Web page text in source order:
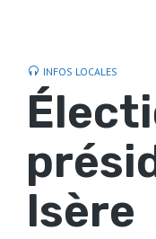
INFOS LOCALES
Isère